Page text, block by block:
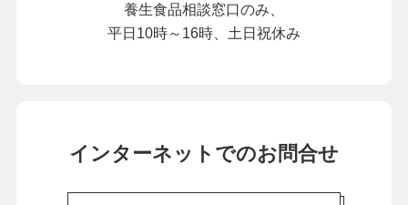
養生食品相談窓口のみ、
平日10時～16時、土日祝休み
インターネットでのお問合せ